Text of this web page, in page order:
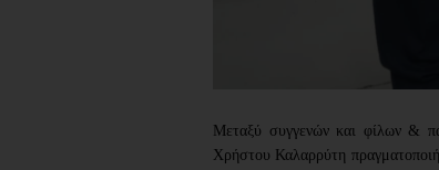
Μεταξύ συγγενών και φίλων &
Χρήστου Καλαρρύτη